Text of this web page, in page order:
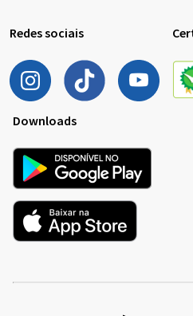
Redes sociais
Downloads